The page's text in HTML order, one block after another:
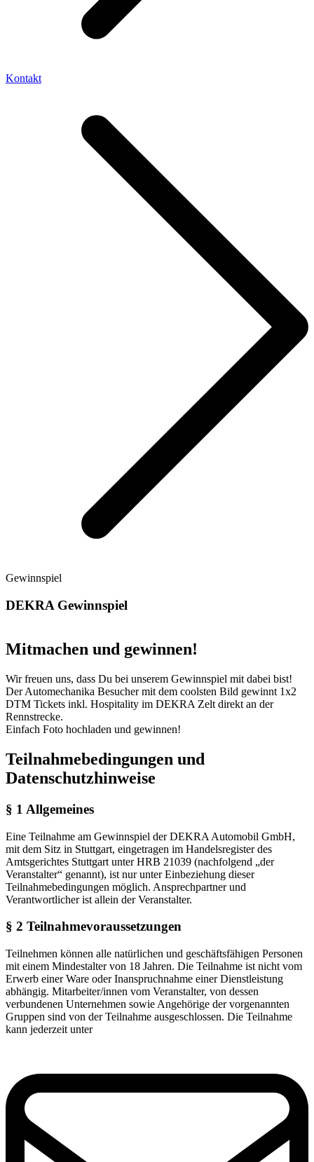
Kontakt
Gewinnspiel
DEKRA Gewinnspiel
Mitmachen und gewinnen!
Wir freuen uns, dass Du bei unserem Gewinnspiel mit dabei bist!
Der Automechanika Besucher mit dem coolsten Bild gewinnt 1x2
DTM Tickets inkl. Hospitality im DEKRA Zelt direkt an der
Rennstrecke.
Einfach Foto hochladen und gewinnen!
Teilnahmebedingungen und
Datenschutzhinweise
§ 1 Allgemeines
Eine Teilnahme am Gewinnspiel der DEKRA Automobil GmbH,
mit dem Sitz in Stuttgart, eingetragen im Handelsregister des
Amtsgerichtes Stuttgart unter HRB 21039 (nachfolgend „der
Veranstalter“ genannt), ist nur unter Einbeziehung dieser
Teilnahmebedingungen möglich. Ansprechpartner und
Verantwortlicher ist allein der Veranstalter.
§ 2 Teilnahmevoraussetzungen
Teilnehmen können alle natürlichen und geschäftsfähigen Personen
mit einem Mindestalter von 18 Jahren. Die Teilnahme ist nicht vom
Erwerb einer Ware oder Inanspruchnahme einer Dienstleistung
abhängig. Mitarbeiter/innen vom Veranstalter, von dessen
verbundenen Unternehmen sowie Angehörige der vorgenannten
Gruppen sind von der Teilnahme ausgeschlossen. Die Teilnahme
kann jederzeit unter